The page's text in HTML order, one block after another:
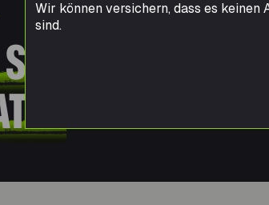
BEI
Wir können versichern, dass es
sind.